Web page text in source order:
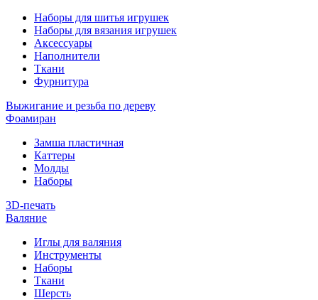
Наборы для шитья игрушек
Наборы для вязания игрушек
Аксессуары
Наполнители
Ткани
Фурнитура
Выжигание и резьба по дереву
Фоамиран
Замша пластичная
Каттеры
Молды
Наборы
3D-печать
Валяние
Иглы для валяния
Инструменты
Наборы
Ткани
Шерсть